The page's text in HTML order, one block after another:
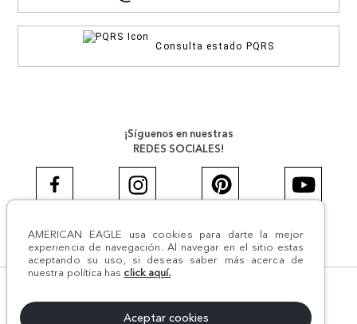
AMERICAN EAGLE usa cookies para darte la mejor
experiencia de navegación. Al navegar en el sitio estas
aceptando su uso, si deseas saber más acerca de
nuestra política has click aquí.
Aceptar cookies
Consulta estado PQRS
¡Síguenos en nuestras
REDES SOCIALES!
#AEJEANS #AerieREALCOL
NIT:800.069.933-6 | CII 14 #52A - 370 | Medellín, Colombia